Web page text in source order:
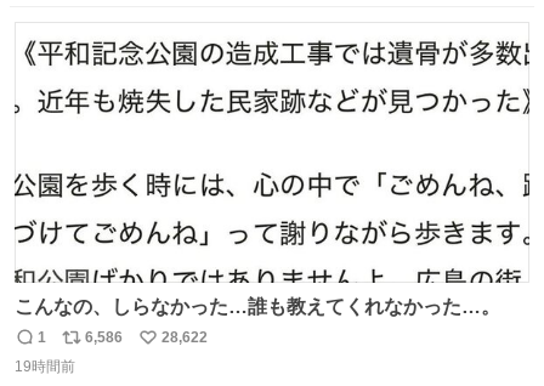
ト
数
数
こんなの、しらなかった…誰も教えてくれなかった…。
返
信
1
リ
ポ
6,586
い
28,622
19時間前